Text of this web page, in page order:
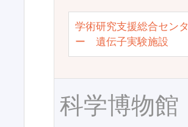
学術研究支援総合センタ
ー 遺伝子実験施設
科学博物館